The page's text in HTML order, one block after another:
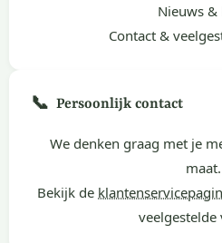
Nieuws &
Contact &
📞 Persoonlijk contact
We denken graag met je
maat.
Bekijk de
veelgestelde